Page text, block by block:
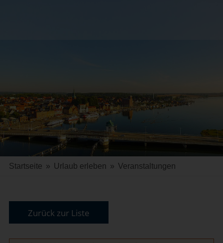
Startseite » Urlaub erleben » Veranstaltungen
Zurück zur Liste